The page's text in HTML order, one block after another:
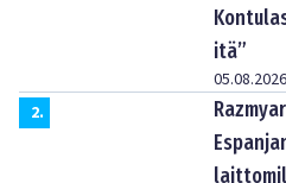
itä”
05.08.2026
2.